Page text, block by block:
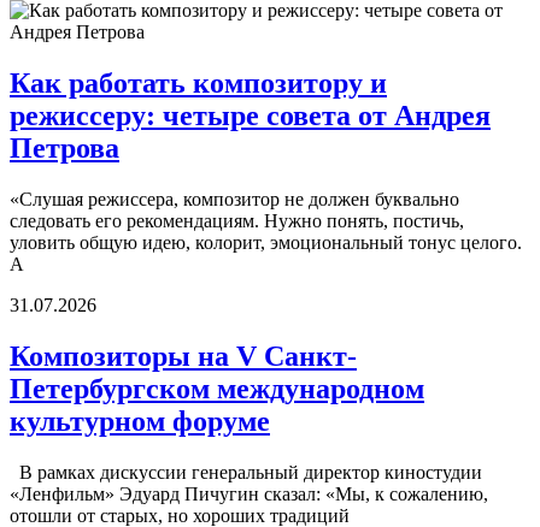
Как работать композитору и
режиссеру: четыре совета от Андрея
Петрова
«Слушая режиссера, композитор не должен буквально
следовать его рекомендациям. Нужно понять, постичь,
уловить общую идею, колорит, эмоциональный тонус целого.
А
31.07.2026
Композиторы на V Санкт-
Петербургском международном
культурном форуме
В рамках дискуссии генеральный директор киностудии
«Ленфильм» Эдуард Пичугин сказал: «Мы, к сожалению,
отошли от старых, но хороших традиций